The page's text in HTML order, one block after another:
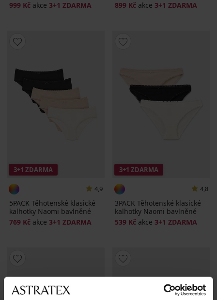
999 Kč akce 3+1 ZDARMA
899 Kč akce 3+1 ZDARMA
3+1 ZDARMA
4,9
5PACK Těhotenské klasické
kalhotky Naomi bavlněné
769 Kč akce 3+1 ZDARMA
3+1 ZDARMA
4,8
3PACK Těhotenské klasické
kalhotky Naomi bavlněné
539 Kč akce 3+1 ZDARMA